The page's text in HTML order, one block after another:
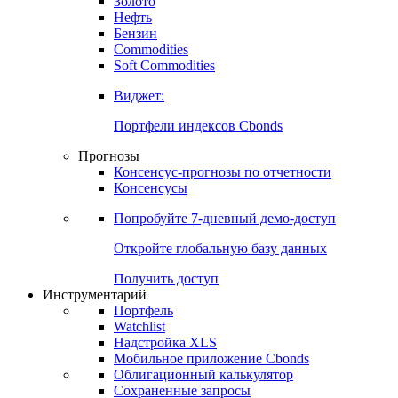
Нефть
Бензин
Commodities
Soft Commodities
Виджет:
Портфели индексов Cbonds
Прогнозы
Консенсус-прогнозы по отчетности
Консенсусы
Попробуйте 7-дневный демо-доступ
Откройте глобальную базу данных
Получить доступ
Инструментарий
Портфель
Watchlist
Надстройка XLS
Мобильное приложение Cbonds
Облигационный калькулятор
Сохраненные запросы